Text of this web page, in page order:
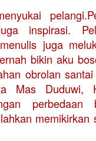
inspirasi.
juga
bikin aku
obrolan
Mas Duduwi,
perbedaan
memikirkan